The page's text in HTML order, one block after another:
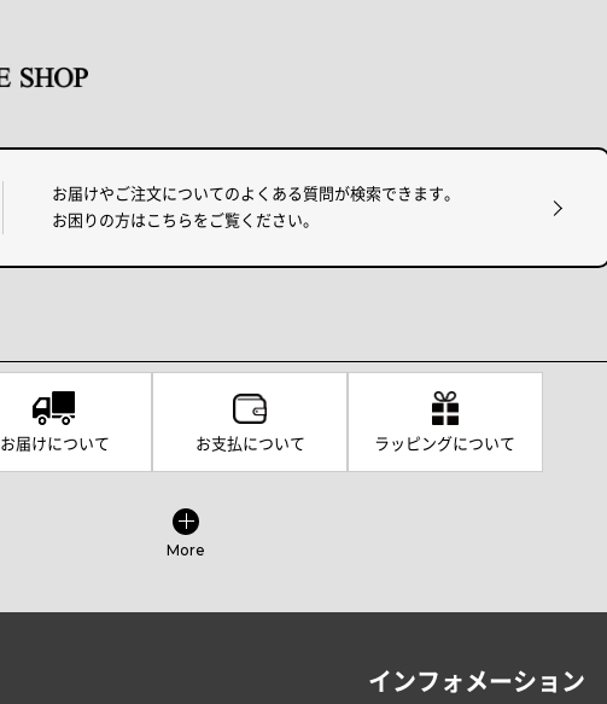
お届けやご注文についてのよくある質問が検索できます。
お困りの方はこちらをご覧ください。
お届けについて お支払について ラッピングについて
More
インフォメーション